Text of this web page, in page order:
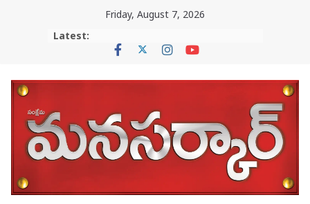
Friday, August 7, 2026
Latest: